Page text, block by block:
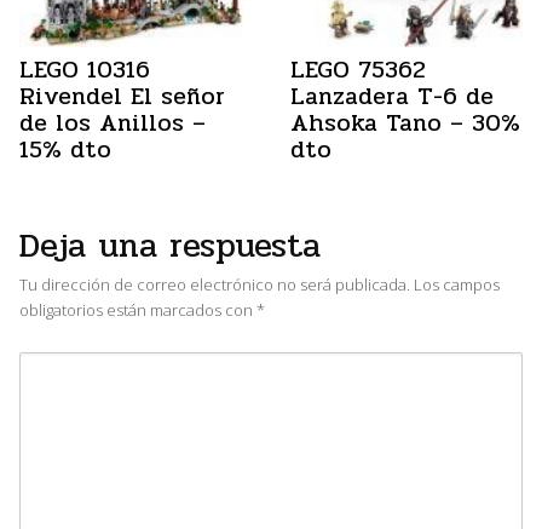
LEGO 10316
Rivendel El señor
de los Anillos –
15% dto
LEGO 75362
Lanzadera T-6 de
Ahsoka Tano – 30%
dto
Deja una respuesta
Tu dirección de correo electrónico no será publicada. Los campos
obligatorios están marcados con *